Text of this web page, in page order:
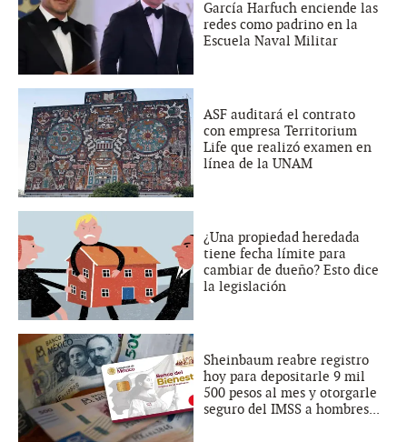
García Harfuch enciende las
redes como padrino en la
Escuela Naval Militar
ASF auditará el contrato
con empresa Territorium
Life que realizó examen en
línea de la UNAM
¿Una propiedad heredada
tiene fecha límite para
cambiar de dueño? Esto dice
la legislación
Sheinbaum reabre registro
hoy para depositarle 9 mil
500 pesos al mes y otorgarle
seguro del IMSS a hombres...